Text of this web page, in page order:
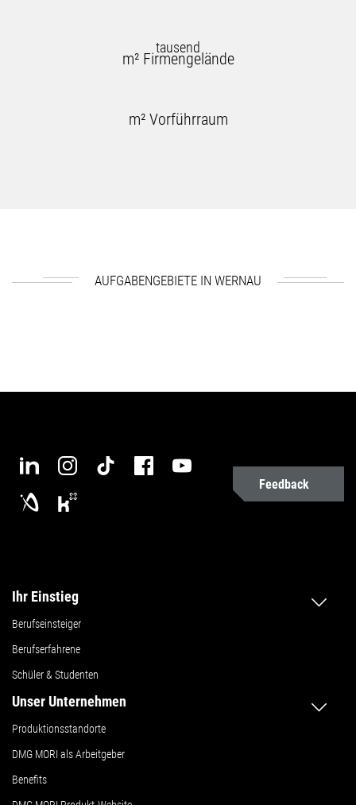
tausend
m² Firmengelände
m² Vorführraum
AUFGABENGEBIETE IN WERNAU
Feedback
Ihr Einstieg
Berufseinsteiger
Berufserfahrene
Schüler & Studenten
Unser Unternehmen
Produktionsstandorte
DMG MORI als Arbeitgeber
Benefits